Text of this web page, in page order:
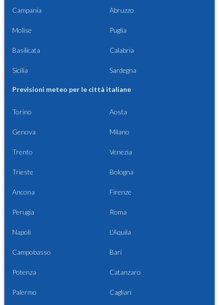
Campania Abruzzo
Molise Puglia
Basilicata Calabria
Sicilia Sardegna
Previsioni meteo per le città italiane
Torino Aosta
Genova Milano
Trento Venezia
Trieste Bologna
Ancona Firenze
Perugia Roma
Napoli L'Aquila
Campobasso Bari
Potenza Catanzaro
Palermo Cagliari